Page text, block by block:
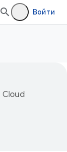
Войти
Cloud